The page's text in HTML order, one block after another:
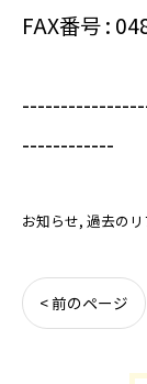
FAX番号 :
------------
お知らせ 過去の
< 前のページ